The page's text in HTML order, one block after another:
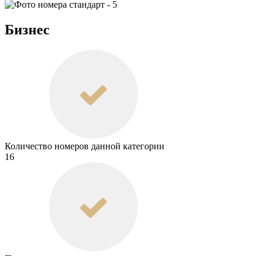
Бизнес
Количество номеров данной категории
16